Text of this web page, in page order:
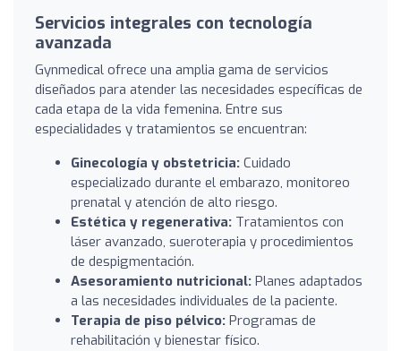
Servicios integrales con tecnología
avanzada
Gynmedical ofrece una amplia gama de servicios
diseñados para atender las necesidades específicas de
cada etapa de la vida femenina. Entre sus
especialidades y tratamientos se encuentran:
Ginecología y obstetricia: Cuidado
especializado durante el embarazo, monitoreo
prenatal y atención de alto riesgo.
Estética y regenerativa: Tratamientos con
láser avanzado, sueroterapia y procedimientos
de despigmentación.
Asesoramiento nutricional: Planes adaptados
a las necesidades individuales de la paciente.
Terapia de piso pélvico: Programas de
rehabilitación y bienestar físico.